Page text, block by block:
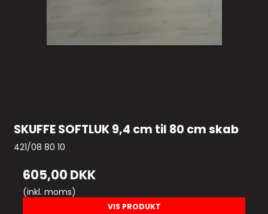
SKUFFE SOFTLUK 9,4 cm til 80 cm skab
421/08 80 10
605,00 DKK
(inkl. moms)
VIS PRODUKT